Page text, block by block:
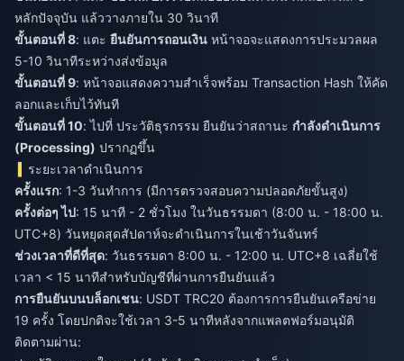
หลักปัจจุบัน แล้ววางภายใน 30 วินาที
ขั้นตอนที่ 8: แตะ ยืนยันการถอนเงิน หน้าจอจะแสดงการประมวลผล
5-10 วินาทีระหว่างส่งข้อมูล
ขั้นตอนที่ 9: หน้าจอแสดงความสำเร็จพร้อม Transaction Hash ให้คัด
ลอกและเก็บไว้ทันที
ขั้นตอนที่ 10: ไปที่ ประวัติธุรกรรม ยืนยันว่าสถานะ กำลังดำเนินการ
(Processing) ปรากฏขึ้น
ระยะเวลาดำเนินการ
ครั้งแรก: 1-3 วันทำการ (มีการตรวจสอบความปลอดภัยขั้นสูง)
ครั้งต่อๆ ไป: 15 นาที - 2 ชั่วโมง ในวันธรรมดา (8:00 น. - 18:00 น.
UTC+8) วันหยุดสุดสัปดาห์จะดำเนินการในเช้าวันจันทร์
ช่วงเวลาที่ดีที่สุด: วันธรรมดา 8:00 น. - 12:00 น. UTC+8 เฉลี่ยใช้
เวลา < 15 นาทีสำหรับบัญชีที่ผ่านการยืนยันแล้ว
การยืนยันบนบล็อกเชน: USDT TRC20 ต้องการการยืนยันเครือข่าย
19 ครั้ง โดยปกติจะใช้เวลา 3-5 นาทีหลังจากแพลตฟอร์มอนุมัติ
ติดตามผ่าน: